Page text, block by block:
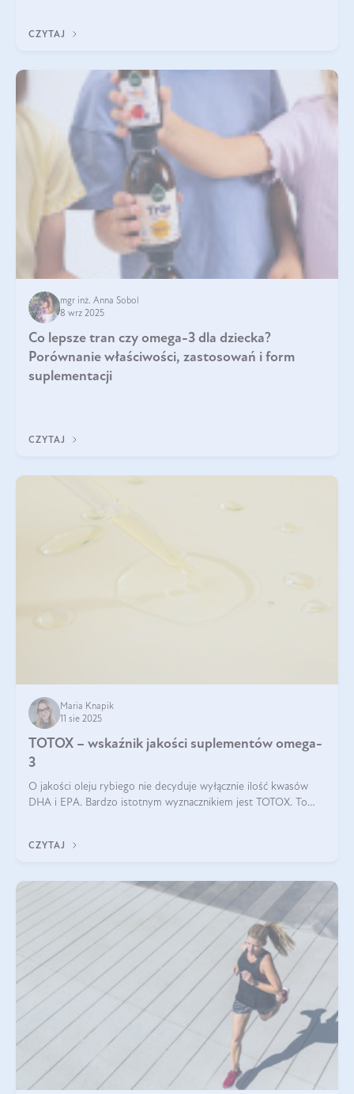
suplementować jesienią i zimą?
CZYTAJ
mgr inż. Anna Sobol
8 wrz 2025
Co lepsze tran czy omega-3 dla dziecka?
Porównanie właściwości, zastosowań i form
suplementacji
CZYTAJ
Maria Knapik
11 sie 2025
TOTOX – wskaźnik jakości suplementów omega-
3
O jakości oleju rybiego nie decyduje wyłącznie ilość kwasów
DHA i EPA. Bardzo istotnym wyznacznikiem jest TOTOX. To
CZYTAJ